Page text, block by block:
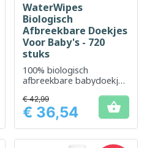
WaterWipes
Biologisch
Afbreekbare Doekjes
Voor Baby's - 720
stuks
100% biologisch
afbreekbare babydoekjes
chemicaliën
Prijs
€ 42,99
€ 36,54 